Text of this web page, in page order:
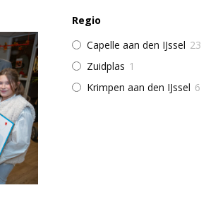
Regio
Capelle aan den IJssel 23
Zuidplas 1
Krimpen aan den IJssel 6